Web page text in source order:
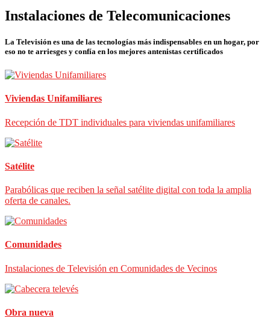
Instalaciones de Telecomunicaciones
La Televisión es una de las tecnologías más indispensables en un hogar, por
eso no te arriesges y confía en los mejores antenistas certificados
Viviendas Unifamiliares
Recepción de TDT individuales para viviendas unifamiliares
Satélite
Parabólicas que reciben la señal satélite digital con toda la amplia
oferta de canales.
Comunidades
Instalaciones de Televisión en Comunidades de Vecinos
Obra nueva